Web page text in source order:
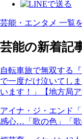
芸能・エンタメ 一覧
芸能の新着記
自転車旅で無双する
で一度だけ泣いてし
います！」【地方局ア
アイナ・ジ・エンド
感心…「歌の色」「